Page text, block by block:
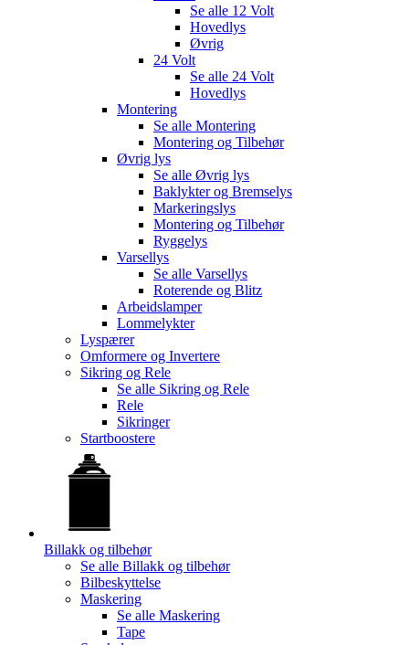
Se alle 12 Volt
Hovedlys
Øvrig
24 Volt
Se alle 24 Volt
Hovedlys
Montering
Se alle Montering
Montering og Tilbehør
Øvrig lys
Se alle Øvrig lys
Baklykter og Bremselys
Markeringslys
Montering og Tilbehør
Ryggelys
Varsellys
Se alle Varsellys
Roterende og Blitz
Arbeidslamper
Lommelykter
Lyspærer
Omformere og Invertere
Sikring og Rele
Se alle Sikring og Rele
Rele
Sikringer
Startboostere
Billakk og tilbehør
Se alle Billakk og tilbehør
Bilbeskyttelse
Maskering
Se alle Maskering
Tape